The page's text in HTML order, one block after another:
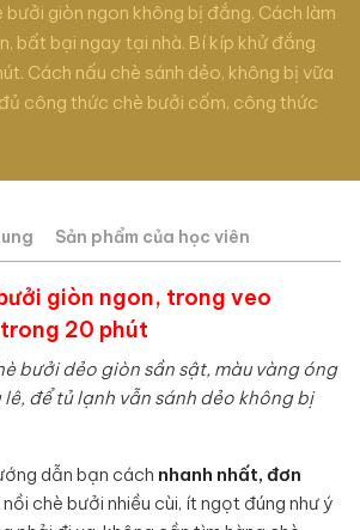
bưởi giòn ngon không bị đắng. Cách làm
bất bại ngay tại nhà. Bí kíp khử đắng
Cách nấu chè sánh dẻo, không bị vữa
công thức chè bưởi cốm, công thức
Sản phẩm của học viên
giòn ngon, trong veo
20 phút
bưởi dẻo giòn sần sật, màu vàng óng
để tủ lạnh vẫn sánh dẻo không bị
dẫn bạn cách nhanh nhất, đơn
nồi chè bưởi nhiều cùi, ít ngọt đúng như ý